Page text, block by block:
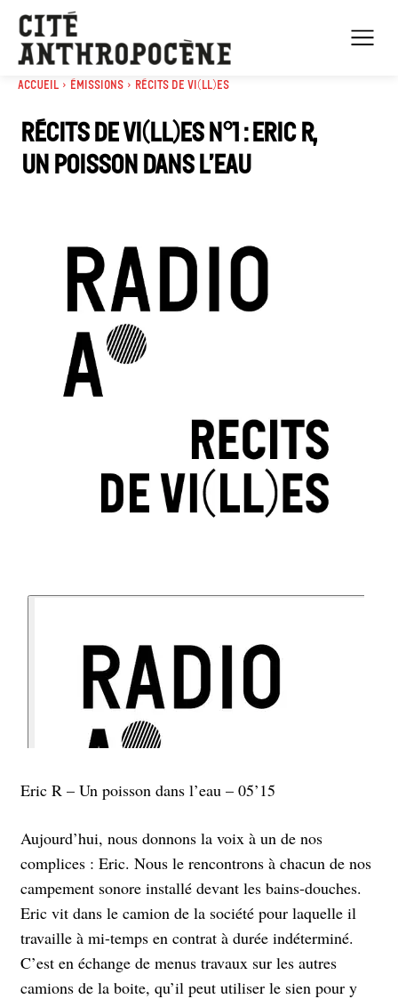
Accueil Émissions Récits de Vi(ll)es
Récits de vi(ll)es n°1 : Eric R,
un poisson dans l’eau
Eric R – Un poisson dans l’eau – 05’15
Aujourd’hui, nous donnons la voix à un de nos
complices : Eric. Nous le rencontrons à chacun de nos
campement sonore installé devant les bains-douches.
Eric vit dans le camion de la société pour laquelle il
travaille à mi-temps en contrat à durée indéterminé.
C’est en échange de menus travaux sur les autres
camions de la boite, qu’il peut utiliser le sien pour y